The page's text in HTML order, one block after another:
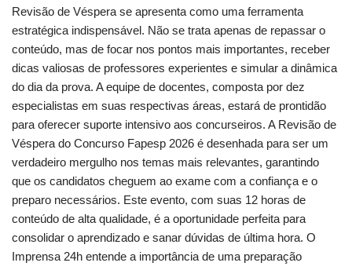
Revisão de Véspera se apresenta como uma ferramenta
estratégica indispensável. Não se trata apenas de repassar o
conteúdo, mas de focar nos pontos mais importantes, receber
dicas valiosas de professores experientes e simular a dinâmica
do dia da prova. A equipe de docentes, composta por dez
especialistas em suas respectivas áreas, estará de prontidão
para oferecer suporte intensivo aos concurseiros. A Revisão de
Véspera do Concurso Fapesp 2026 é desenhada para ser um
verdadeiro mergulho nos temas mais relevantes, garantindo
que os candidatos cheguem ao exame com a confiança e o
preparo necessários. Este evento, com suas 12 horas de
conteúdo de alta qualidade, é a oportunidade perfeita para
consolidar o aprendizado e sanar dúvidas de última hora. O
Imprensa 24h entende a importância de uma preparação